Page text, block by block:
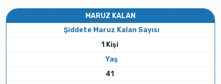
MARUZ KALAN
Şiddete Maruz Kalan Sayısı
1 Kişi
Yaş
41